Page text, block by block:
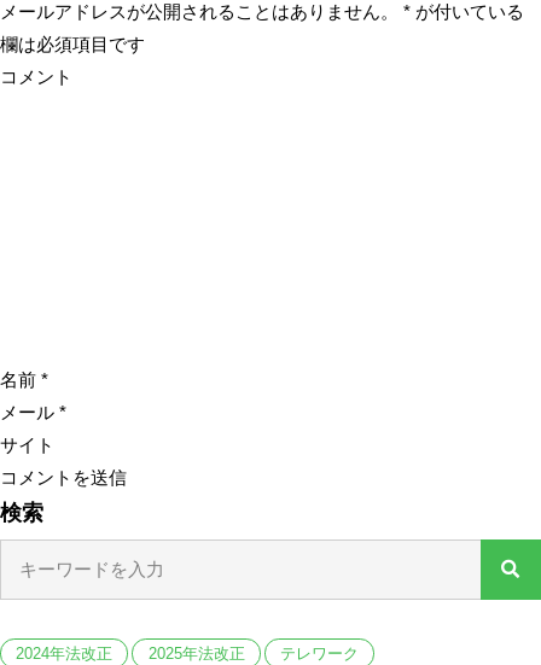
メールアドレスが公開されることはありません。
* が付いている
欄は必須項目です
コメント
名前 *
メール *
サイト
検索
2024年法改正 2025年法改正 テレワーク